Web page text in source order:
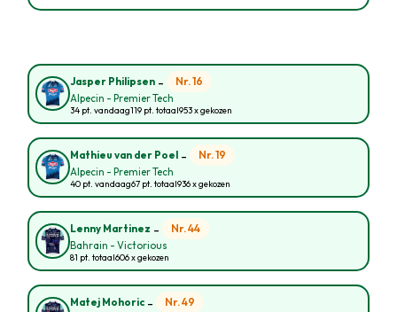
Jasper Philipsen - Nr. 16
Alpecin - Premier Tech
34 pt. vandaag119 pt. totaal953 x gekozen
Mathieu van der Poel - Nr. 19
Alpecin - Premier Tech
40 pt. vandaag67 pt. totaal936 x gekozen
Lenny Martinez - Nr. 44
Bahrain - Victorious
81 pt. totaal606 x gekozen
Matej Mohoric - Nr. 49